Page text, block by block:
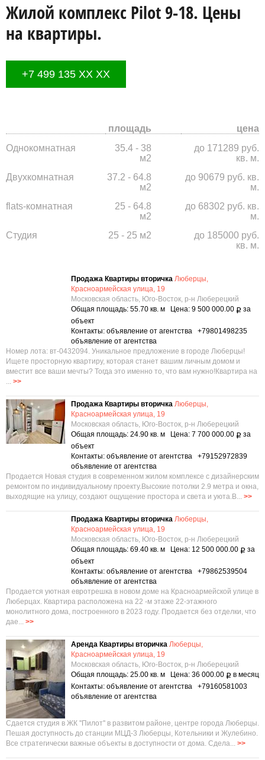
Жилой комплекс Pilot 9-18. Цены
на квартиры.
+7 499 135 XX XX
площадь
цена
Однокомнатная
35.4 - 38
м2
до 171289 руб.
кв. м.
Двухкомнатная
37.2 - 64.8
м2
до 90679 руб. кв.
м.
flats-комнатная
25 - 64.8
м2
до 68302 руб. кв.
м.
Студия
25 - 25 м2
до 185000 руб.
кв. м.
Продажа Квартиры вторичка Люберцы,
Красноармейская улица, 19
Московская область, Юго-Восток, р-н Люберецкий
Общая площадь: 55.70 кв. м Цена: 9 500 000.00 Р за
объект
Контакты: объявление от агентства +79801498235
объявление от агентства
Номер лота: вт-0432094. Уникальное предложение в городе Люберцы!
Ищете просторную квартиру, которая станет вашим личным домом и
вместит все ваши мечты? Тогда это именно то, что вам нужно!Квартира на
... >>
Продажа Квартиры вторичка Люберцы,
Красноармейская улица, 19
Московская область, Юго-Восток, р-н Люберецкий
Общая площадь: 24.90 кв. м Цена: 7 700 000.00 Р за
объект
Контакты: объявление от агентства +79152972839
объявление от агентства
Продается Новая студия в современном жилом комплексе с дизайнерским
ремонтом по индивидуальному проекту.Высокие потолки 2.9 метра и окна,
выходящие на улицу, создают ощущение простора и света и уюта.В... >>
Продажа Квартиры вторичка Люберцы,
Красноармейская улица, 19
Московская область, Юго-Восток, р-н Люберецкий
Общая площадь: 69.40 кв. м Цена: 12 500 000.00 Р за
объект
Контакты: объявление от агентства +79862539504
объявление от агентства
Продается уютная евротрешка в новом доме на Красноармейской улице в
Люберцах. Квартира расположена на 22 -м этаже 22-этажного
монолитного дома, построенного в 2023 году. Продается без отделки, что
дае... >>
Аренда Квартиры вторичка Люберцы,
Красноармейская улица, 19
Московская область, Юго-Восток, р-н Люберецкий
Общая площадь: 25.00 кв. м Цена: 36 000.00 Р в месяц
Контакты: объявление от агентства +79160581003
объявление от агентства
Сдается студия в ЖК ''Пилот'' в развитом районе, центре города Люберцы.
Пешая доступность до станции МЦД-3 Люберцы, Котельники и Жулебино.
Все стратегически важные объекты в доступности от дома. Сдела... >>